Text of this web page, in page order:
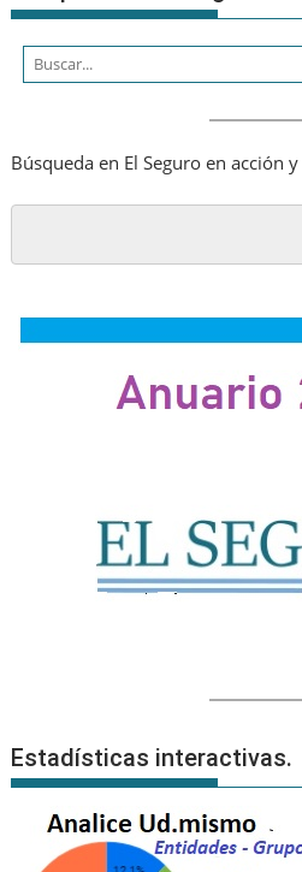
Búsqueda en El Seguro en acción
Estadísticas interactivas.